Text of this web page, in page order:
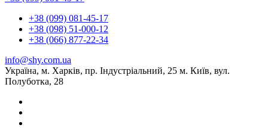
+38 (099) 081-45-17
+38 (098) 51-000-12
+38 (066) 877-22-34
info@shy.com.ua
Україна, м. Харків, пр. Індустріальний, 25 м. Київ, вул.
Полуботка, 28